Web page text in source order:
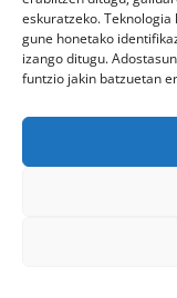
eskuratzeko.
gune honetako
izango ditugu.
funtzio jakin batzuetan